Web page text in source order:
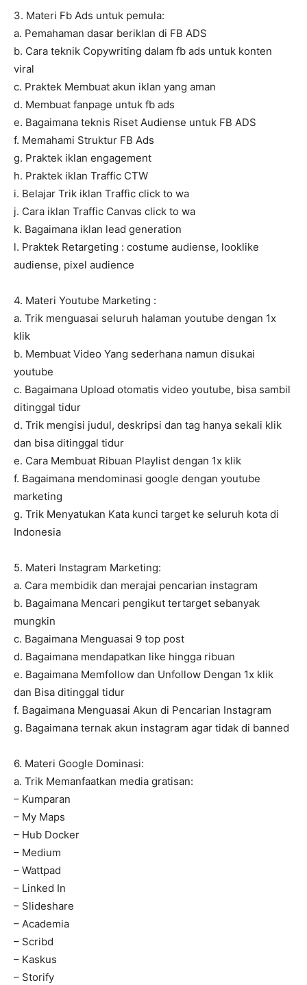
3. Materi Fb Ads untuk pemula:
a. Pemahaman dasar beriklan di FB ADS
b. Cara teknik Copywriting dalam fb ads untuk konten
viral
c. Praktek Membuat akun iklan yang aman
d. Membuat fanpage untuk fb ads
e. Bagaimana teknis Riset Audiense untuk FB ADS
f. Memahami Struktur FB Ads
g. Praktek iklan engagement
h. Praktek iklan Traffic CTW
i. Belajar Trik iklan Traffic click to wa
j. Cara iklan Traffic Canvas click to wa
k. Bagaimana iklan lead generation
l. Praktek Retargeting : costume audiense, looklike
audiense, pixel audience
4. Materi Youtube Marketing :
a. Trik menguasai seluruh halaman youtube dengan 1x
klik
b. Membuat Video Yang sederhana namun disukai
youtube
c. Bagaimana Upload otomatis video youtube, bisa sambil
ditinggal tidur
d. Trik mengisi judul, deskripsi dan tag hanya sekali klik
dan bisa ditinggal tidur
e. Cara Membuat Ribuan Playlist dengan 1x klik
f. Bagaimana mendominasi google dengan youtube
marketing
g. Trik Menyatukan Kata kunci target ke seluruh kota di
Indonesia
5. Materi Instagram Marketing:
a. Cara membidik dan merajai pencarian instagram
b. Bagaimana Mencari pengikut tertarget sebanyak
mungkin
c. Bagaimana Menguasai 9 top post
d. Bagaimana mendapatkan like hingga ribuan
e. Bagaimana Memfollow dan Unfollow Dengan 1x klik
dan Bisa ditinggal tidur
f. Bagaimana Menguasai Akun di Pencarian Instagram
g. Bagaimana ternak akun instagram agar tidak di banned
6. Materi Google Dominasi:
a. Trik Memanfaatkan media gratisan:
– Kumparan
– My Maps
– Hub Docker
– Medium
– Wattpad
– Linked In
– Slideshare
– Academia
– Scribd
– Kaskus
– Storify